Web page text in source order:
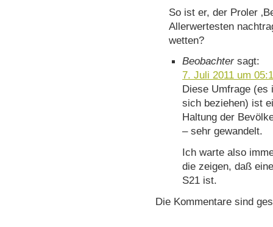
So ist er, der Proler
Allerwertesten
wetten?
Beobachter sagt:
7. Juli 2011 um
Diese Umfrage (es
sich beziehen) ist
Haltung der
– sehr gewandelt.
Ich warte also
die zeigen, daß
S21 ist.
Die Kommentare sind